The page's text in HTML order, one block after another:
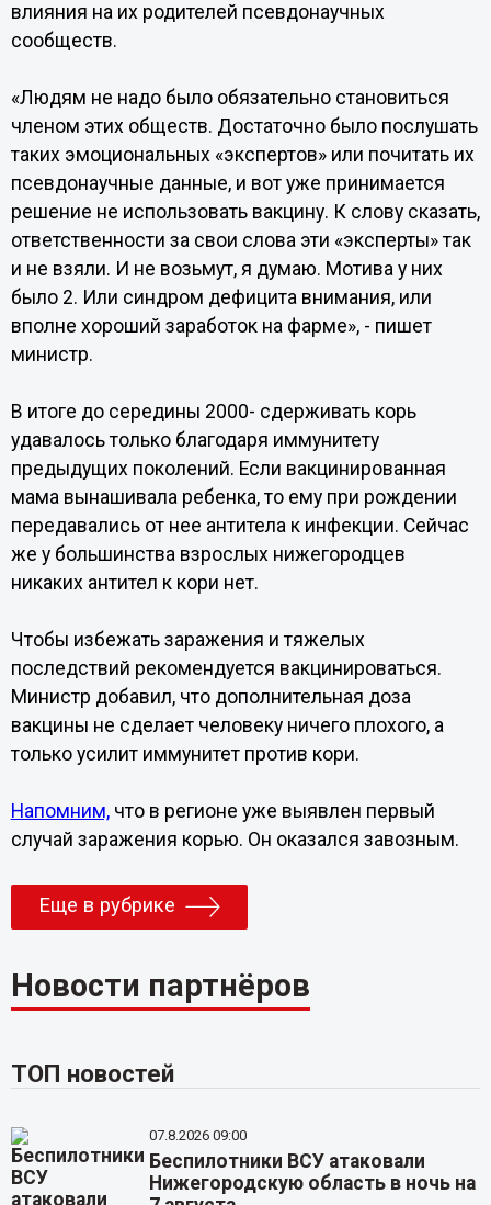
влияния на их родителей псевдонаучных
сообществ.
«Людям не надо было обязательно становиться
членом этих обществ. Достаточно было послушать
таких эмоциональных «экспертов» или почитать их
псевдонаучные данные, и вот уже принимается
решение не использовать вакцину. К слову сказать,
ответственности за свои слова эти «эксперты» так
и не взяли. И не возьмут, я думаю. Мотива у них
было 2. Или синдром дефицита внимания, или
вполне хороший заработок на фарме», - пишет
министр.
В итоге до середины 2000- сдерживать корь
удавалось только благодаря иммунитету
предыдущих поколений. Если вакцинированная
мама вынашивала ребенка, то ему при рождении
передавались от нее антитела к инфекции. Сейчас
же у большинства взрослых нижегородцев
никаких антител к кори нет.
Чтобы избежать заражения и тяжелых
последствий рекомендуется вакцинироваться.
Министр добавил, что дополнительная доза
вакцины не сделает человеку ничего плохого, а
только усилит иммунитет против кори.
Напомним,что в регионе уже выявлен первый
случай заражения корью. Он оказался завозным.
Еще в рубрике
Новости партнёров
ТОП новостей
07.8.2026 09:00
Беспилотники ВСУ атаковали
Нижегородскую область в ночь на